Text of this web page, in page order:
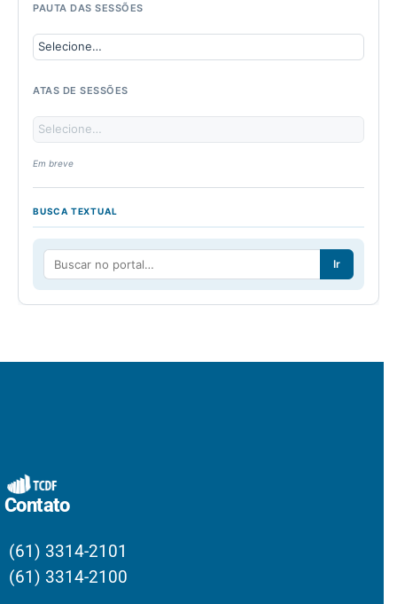
PAUTA DAS SESSÕES
ATAS DE SESSÕES
Em breve
BUSCA TEXTUAL
Ir
Contato
(61) 3314-2101
(61) 3314-2100